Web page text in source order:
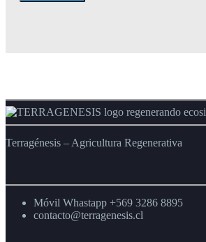
Terragénesis – Agricultura Regenerativa
Móvil Whastapp +569 3286 8895
contacto@terragenesis.cl